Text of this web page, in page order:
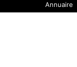
Annuaire